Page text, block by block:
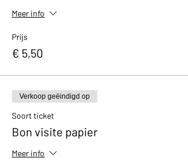
Meer info
Prijs
€ 5,50
Verkoop geëindigd op
Soort ticket
Bon visite papier
Meer info